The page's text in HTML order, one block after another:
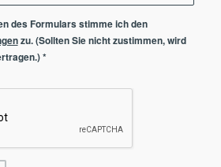
des Formulars stimme ich den
zu. (Sollten Sie nicht zustimmen, wird
*